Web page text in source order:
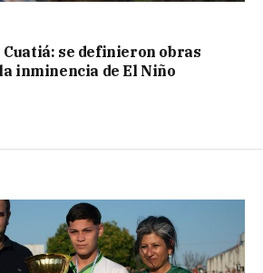
Cuatiá: se definieron obras
inminencia de El Niño